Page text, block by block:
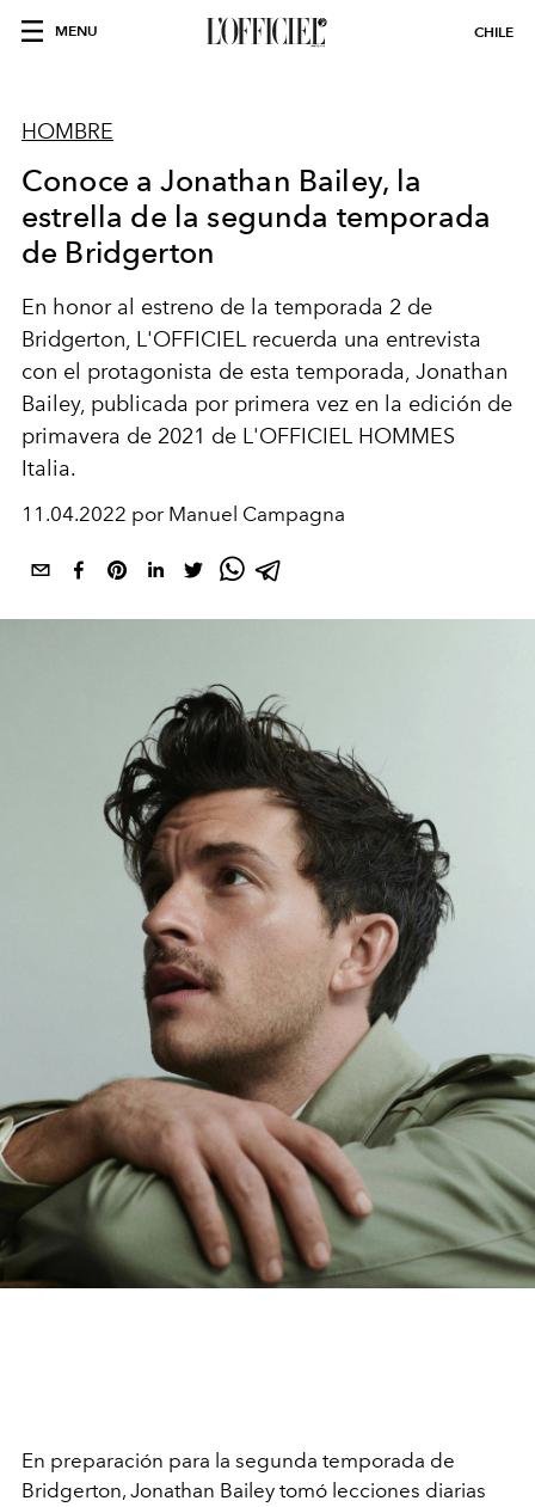
MENU CHILE
HOMBRE
Conoce a Jonathan Bailey, la
estrella de la segunda temporada
de Bridgerton
En honor al estreno de la temporada 2 de
Bridgerton, L'OFFICIEL recuerda una entrevista
con el protagonista de esta temporada, Jonathan
Bailey, publicada por primera vez en la edición de
primavera de 2021 de L'OFFICIEL HOMMES
Italia.
11.04.2022 por Manuel Campagna
En preparación para la segunda temporada de
Bridgerton, Jonathan Bailey tomó lecciones diarias